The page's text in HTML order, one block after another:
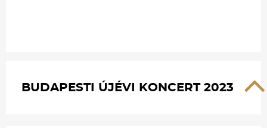
BUDAPESTI ÚJÉVI KONCERT 2023